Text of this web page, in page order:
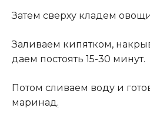
Затем сверху кладем
Заливаем кипятком,
даем постоять 15-30 минут.
Потом сливаем воду и
маринад .